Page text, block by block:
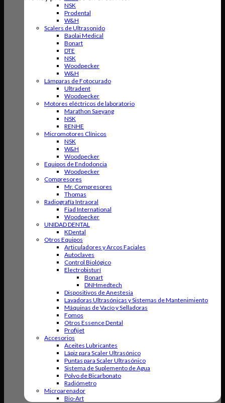
NSK
Prodental
W&H
Scalers de Ultrasonido
Baolai Medical
Bonart
DTE
NSK
Woodpecker
W&H
Lámparas de Fotocurado
Ultradent
Woodpecker
Motores eléctricos de laboratorio
Marathon Saeyang
NSK
RENHE
Micromotores Clínicos
NSK
W&H
Woodpecker
Equipos de Endodoncia
Woodpecker
Compresores
Mr. Compresores
Thomas
Radiografía Intraoral
Fiad International
Woodpecker
UNIDAD DENTAL
KDental
Otros Equipos
Articuladores y Arcos Faciales
Autoclaves
Control Biológico
Electrobisturí
Bonart
DNHmedtech
Dispositivos de Anestesia
Lavadoras Ultrasónicas y Sistemas de Mantenimiento
Máquinas de Vacío y Selladoras
Fomos
Otros Essence Dental
Profijet
Accesorios
Aceites Lubricantes
Lápiz para Scaler Ultrasónico
Puntas para Scaler Ultrasónico
Sistema de Suplemento de Agua
Polvo de Bicarbonato
Radiómetro
Microarenador
Bio-Art